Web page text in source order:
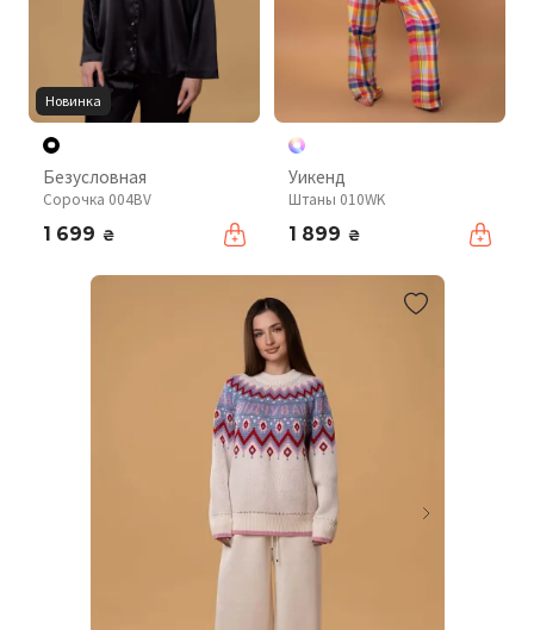
Новинка
Безусловная
Сорочка 004BV
1 699 ₴
Уикенд
Штаны 010WK
1 899 ₴